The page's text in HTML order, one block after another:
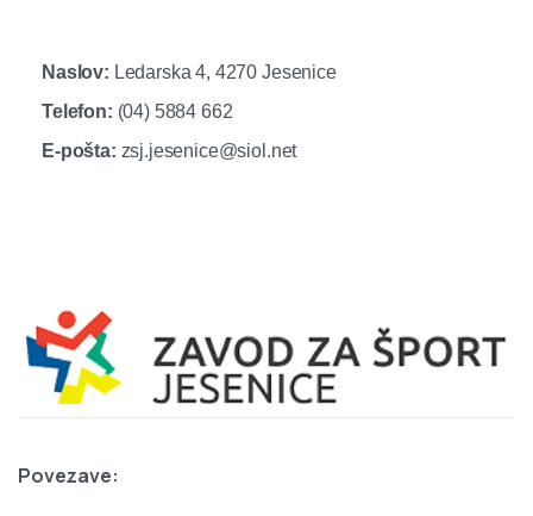
Naslov: Ledarska 4, 4270 Jesenice
Telefon: (04) 5884 662
E-pošta: zsj.jesenice@siol.net
Povezave: